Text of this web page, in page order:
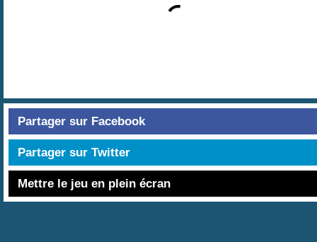
Partager sur Facebook
Partager sur Twitter
Mettre le jeu en plein écran